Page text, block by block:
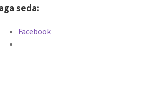
seda:
Facebook